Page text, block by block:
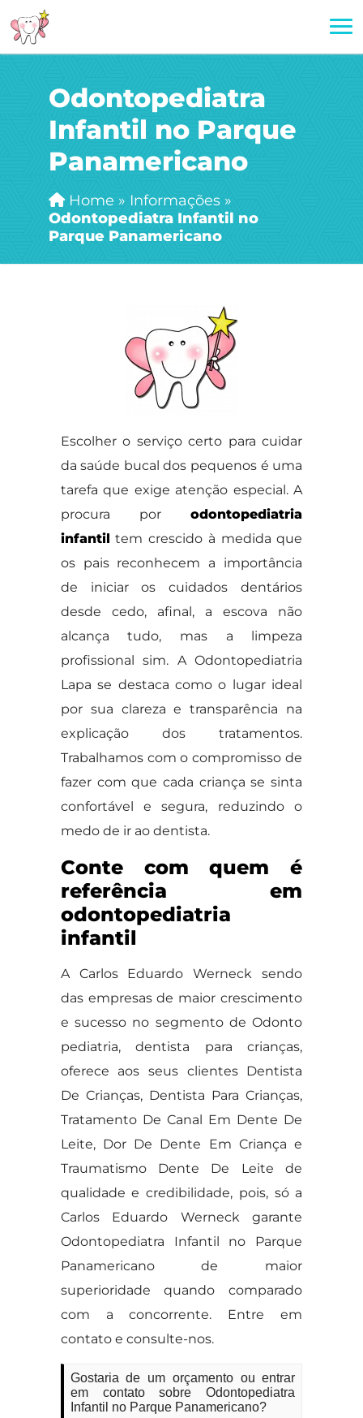
Odontopediatra
Infantil no Parque
Panamericano
Home » Informações »
Odontopediatra Infantil no
Parque Panamericano
Escolher o serviço certo para cuidar
da saúde bucal dos pequenos é uma
tarefa que exige atenção especial. A
procura porodontopediatria
infantil tem crescido à medida que
os pais reconhecem a importância
de iniciar os cuidados dentários
desde cedo, afinal, a escova não
alcança tudo, mas a limpeza
profissional sim. A Odontopediatria
Lapa se destaca como o lugar ideal
por sua clareza e transparência na
explicação dos tratamentos.
Trabalhamos com o compromisso de
fazer com que cada criança se sinta
confortável e segura, reduzindo o
medo de ir ao dentista.
Conte com quem é
referência em
odontopediatria
infantil
A Carlos Eduardo Werneck sendo
das empresas de maior crescimento
e sucesso no segmento de Odonto
pediatria, dentista para crianças,
oferece aos seus clientes Dentista
De Crianças, Dentista Para Crianças,
Tratamento De Canal Em Dente De
Leite, Dor De Dente Em Criança e
Traumatismo Dente De Leite de
qualidade e credibilidade, pois, só a
Carlos Eduardo Werneck garante
Odontopediatra Infantil no Parque
Panamericano de maior
superioridade quando comparado
com a concorrente. Entre em
contato e consulte-nos.
Gostaria de um orçamento ou entrar
em contato sobre Odontopediatra
Infantil no Parque Panamericano?